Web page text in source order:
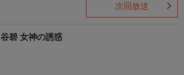
次回放送
谷碧 女神の誘惑